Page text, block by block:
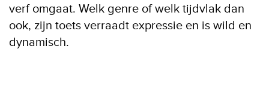
verf omgaat. Welk genre of welk tijdvlak dan
ook, zijn toets verraadt expressie en is wild en
dynamisch.